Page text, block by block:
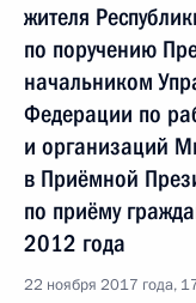
жителя
по поручению
начальником
Федерации по
и организаций
в Приёмной
по приёму
2012 года
22 ноября 2017 года,